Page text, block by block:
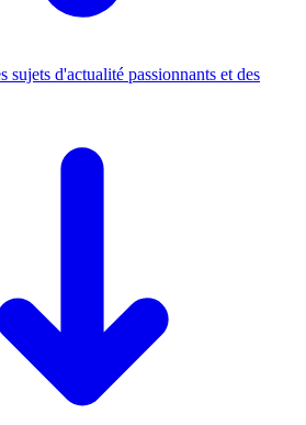
sujets d'actualité passionnants et des